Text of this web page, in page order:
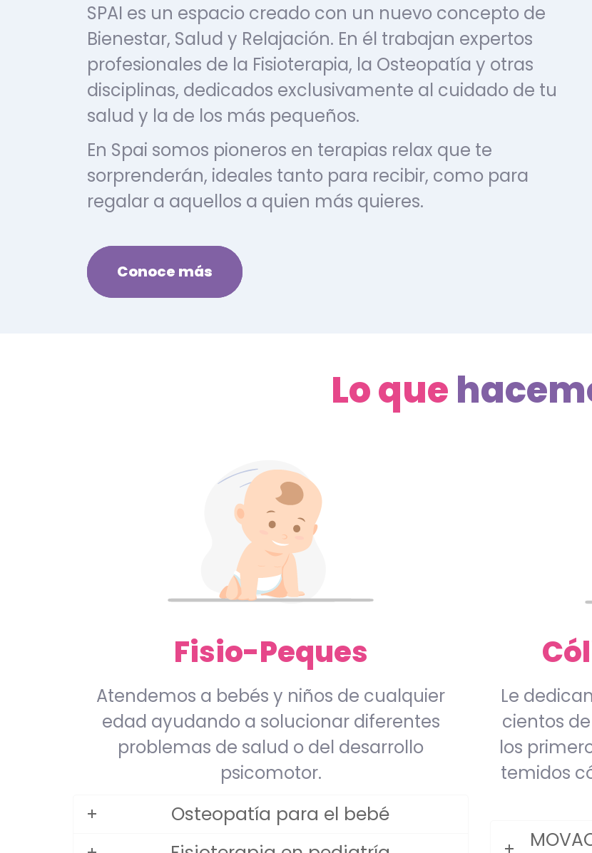
SPAI es un espacio creado con un nuevo concepto de
Bienestar, Salud y Relajación. En él trabajan expertos
profesionales de la Fisioterapia, la Osteopatía y otras
disciplinas, dedicados exclusivamente al cuidado de tu
salud y la de los más pequeños.
En Spai somos pioneros en terapias relax que te
sorprenderán, ideales tanto para recibir, como para
regalar a aquellos a quien más quieres.
Conoce más
Lo que
Fisio-Peques
Atendemos a bebés y niños de cualquier
edad ayudando a solucionar diferentes
problemas de salud o del desarrollo
psicomotor.
Osteopatía para el bebé
Le
cientos
los
temidos